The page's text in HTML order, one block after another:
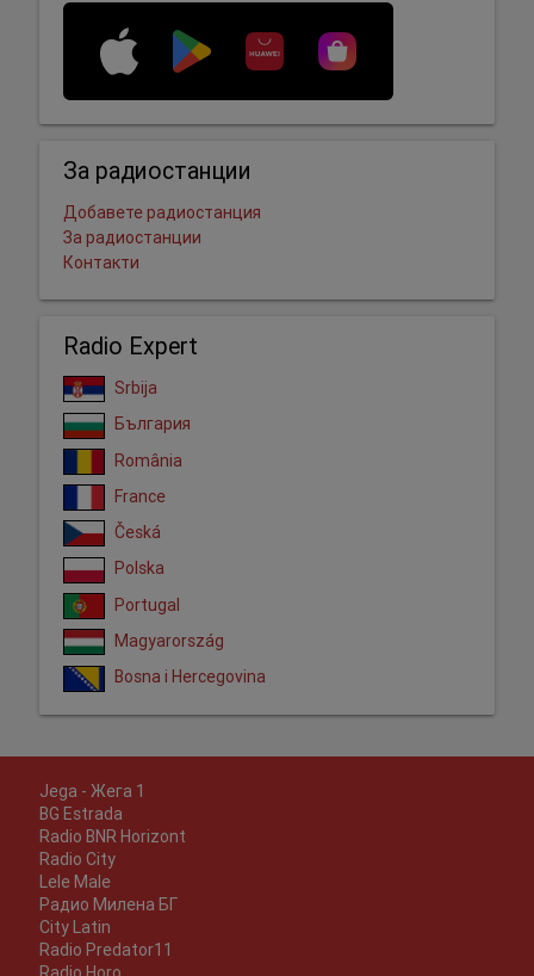
За радиостанции
Добавете радиостанция
За радиостанции
Контакти
Radio Expert
Srbija
България
România
France
Česká
Polska
Portugal
Magyarország
Bosna i Hercegovina
Jega - Жега 1
BG Estrada
Radio BNR Horizont
Radio City
Lele Male
Радио Милена БГ
City Latin
Radio Predator11